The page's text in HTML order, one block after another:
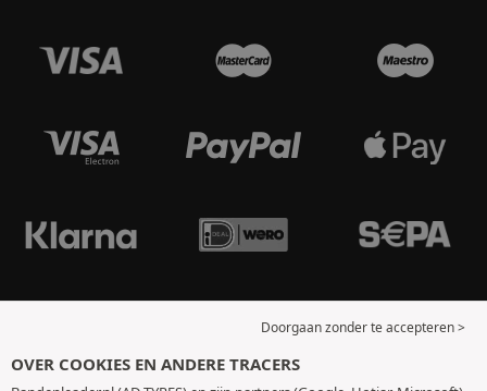
Doorgaan zonder te accepteren >
OVER COOKIES EN ANDERE TRACERS